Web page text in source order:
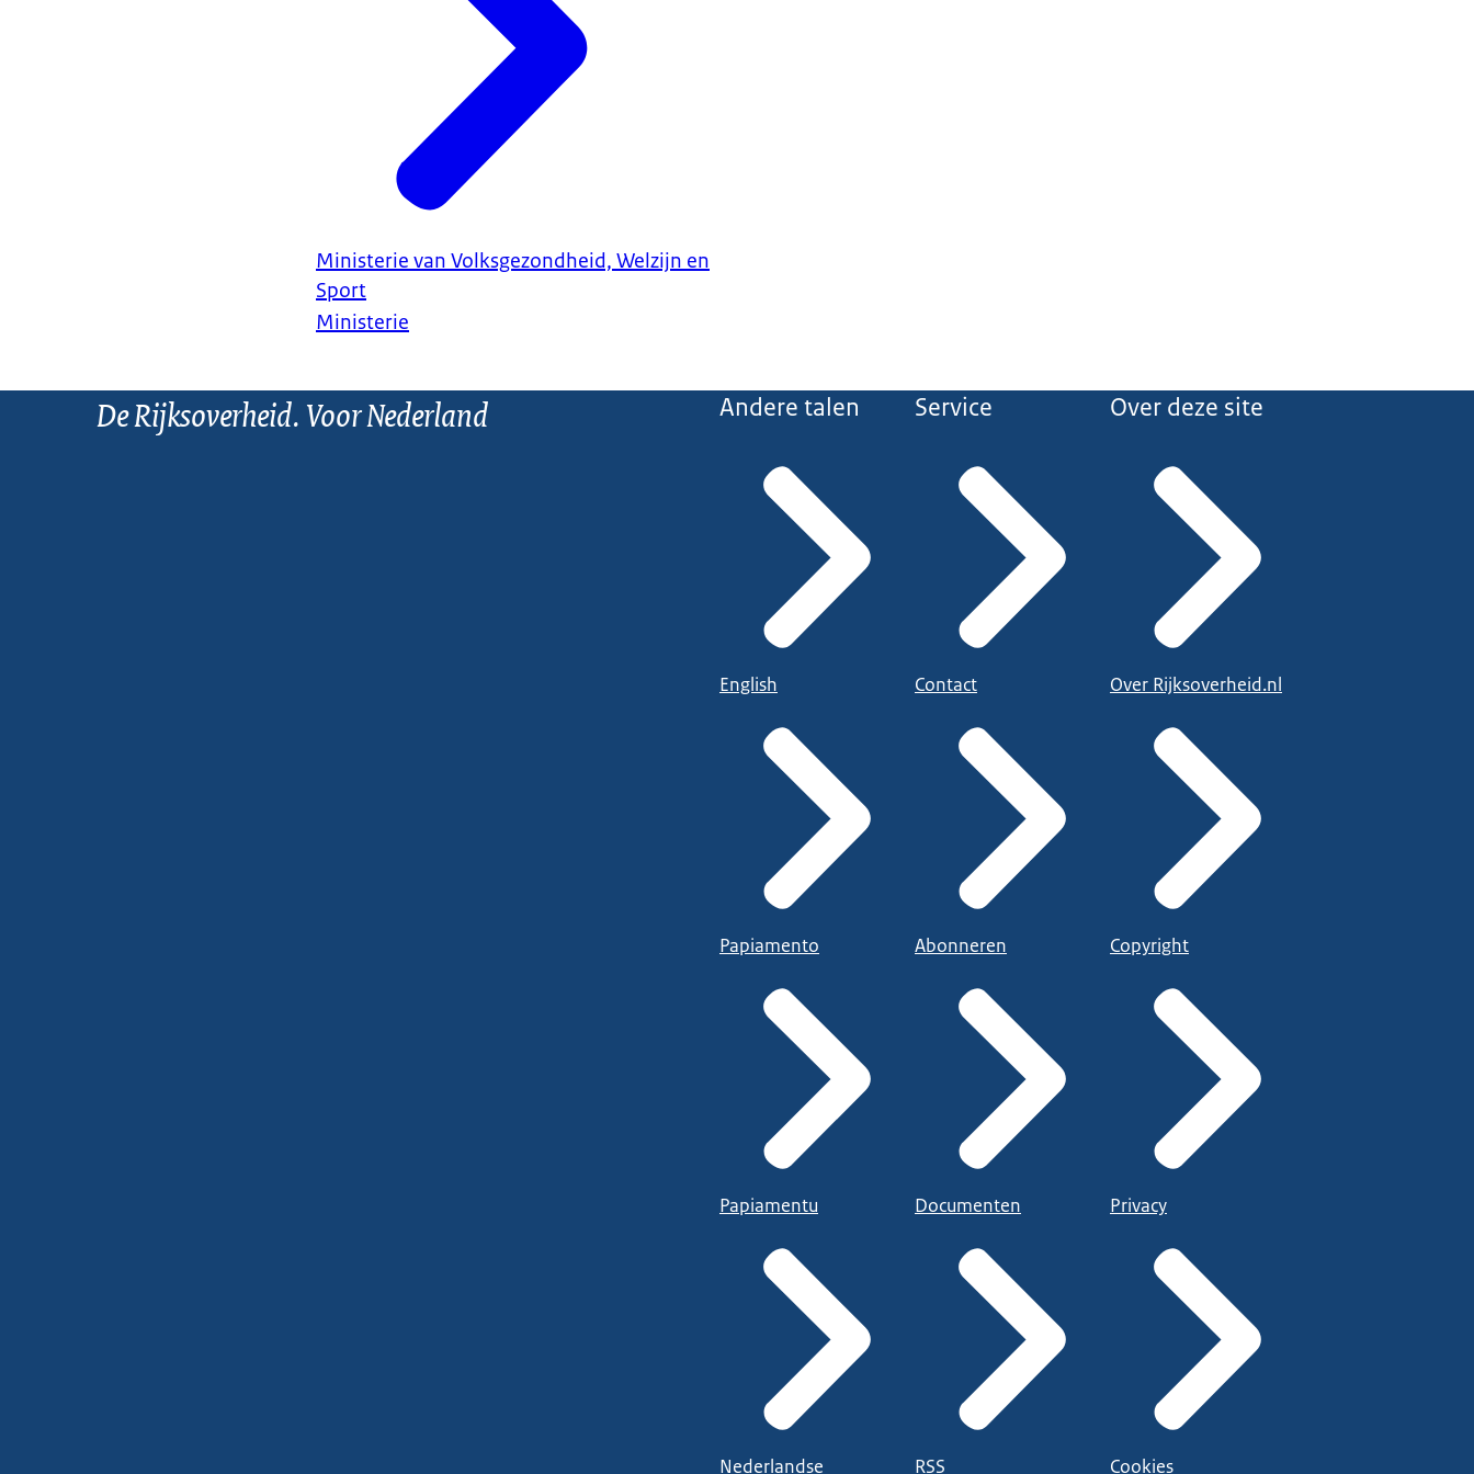
Ministerie van Volksgezondheid, Welzijn en
Sport
Ministerie
De Rijksoverheid. Voor Nederland Andere talen
English
Papiamento
Papiamentu
Nederlandse
Service
Contact
Abonneren
Documenten
RSS
Over deze site
Over Rijksoverheid.nl
Copyright
Privacy
Cookies